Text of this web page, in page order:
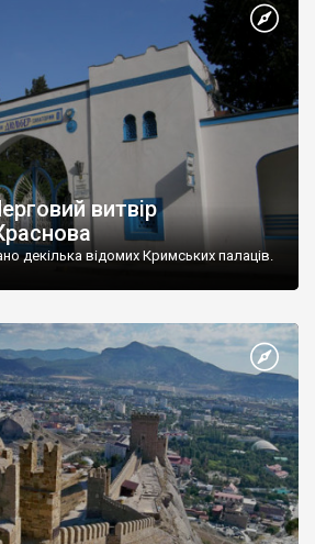
витвір
декілька відомих Кримських палаців.